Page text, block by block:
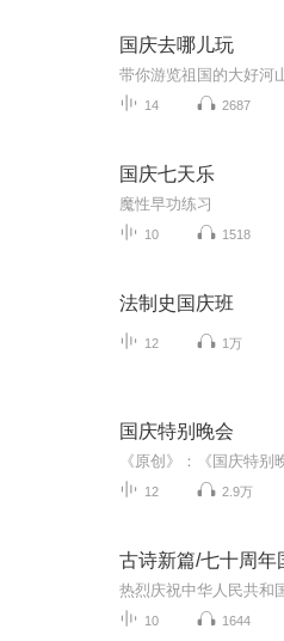
国庆去哪儿玩
带你游览祖国的大好河
14 2687
国庆七天乐
魔性早功练习
10 1518
法制史国庆班
12 1万
国庆特别晚会
12 2.9万
古诗新篇/七十周年
热烈庆祝中华人民共和
10 1644